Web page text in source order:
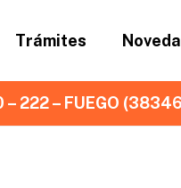
Trámites
– 222 – FUEGO